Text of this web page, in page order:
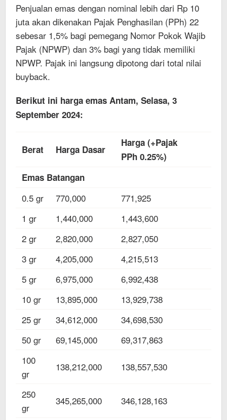
Penjualan emas dengan nominal lebih dari Rp 10
juta akan dikenakan Pajak Penghasilan (PPh) 22
sebesar 1,5% bagi pemegang Nomor Pokok Wajib
Pajak (NPWP) dan 3% bagi yang tidak memiliki
NPWP. Pajak ini langsung dipotong dari total nilai
buyback.
Berikut ini harga emas Antam, Selasa, 3
September 2024:
Berat Harga Dasar
Harga (+Pajak
PPh 0.25%)
Emas Batangan
0.5 gr 770,000
771,925
1 gr
1,440,000
1,443,600
2 gr
2,820,000
2,827,050
3 gr
4,205,000
4,215,513
5 gr
6,975,000
6,992,438
10 gr
13,895,000
13,929,738
25 gr
34,612,000
34,698,530
50 gr
69,145,000
69,317,863
100
gr
138,212,000 138,557,530
250
gr
345,265,000 346,128,163